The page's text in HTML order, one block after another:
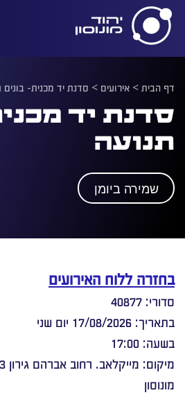
דף הבית> אירועים > סדנת יד מכנית- בונים
סדנת יד
תנועה
שמירה ביומן
בחזרה ללוח האירועים
סדורי: 40877
בתאריך: 17/08/2026 יום שני
בשעה: 17:00
מונוסון